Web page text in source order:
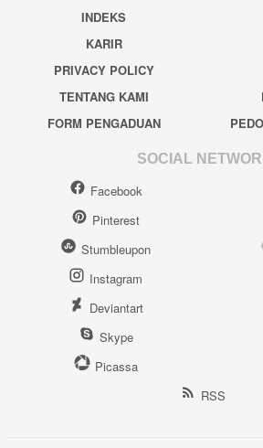
INDEKS
KARIR
PRIVACY POLICY
TENTANG KAMI
FORM PENGADUAN
SOCIAL
Facebook
Pinterest
Stumbleupon
Instagram
Deviantart
Skype
Picassa
RSS